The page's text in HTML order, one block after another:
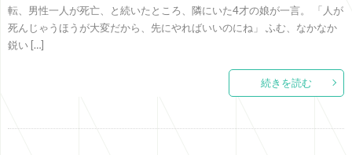
転、男性一人が死亡、と続いたところ、隣にいた4才の娘が一言。 「人が
死んじゃうほうが大変だから、先にやればいいのにね」 ふむ、なかなか
鋭い […]
続きを読む